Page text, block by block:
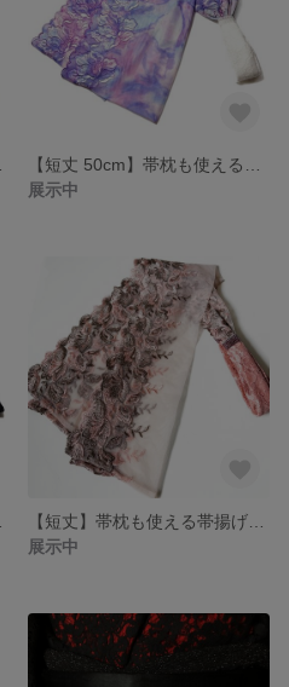
展示中
展示中